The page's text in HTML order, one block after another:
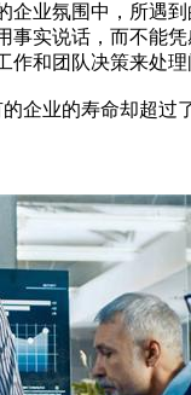
业氛围中，所遇
实说话，而不能
和团队决策来处理
企业的寿命却超过